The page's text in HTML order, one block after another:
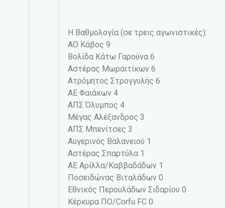
Η Βαθμολογία (σε τρεις αγωνιστικές):
ΑΟ Κάβος 9
Βολίδα Κάτω Γαρούνα 6
Αστέρας Μωραιτίκων 6
Ατρόμητος Στρογγυλής 6
ΑΕ Φαιάκων 4
ΑΠΣ Όλυμπος 4
Μέγας Αλέξανδρος 3
ΑΠΣ Μπενίτσες 3
Αυγερινός Βαλανειού 1
Αστέρας Σπαρτύλα 1
ΑΕ Αρίλλα/Καββαδάδων 1
Ποσειδώνας Βιταλάδων 0
Εθνικός Περουλάδων Σιδαρίου 0
Κέρκυρα ΠΟ/Corfu FC 0